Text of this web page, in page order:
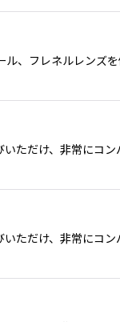
ル、フレネルレンズ
ただけ、非常にコ
ただけ、非常にコ